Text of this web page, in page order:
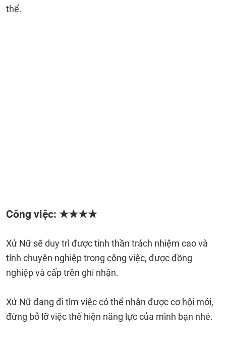
thể.
Công việc: ★★★★
Xử Nữ sẽ duy trì được tinh thần trách nhiệm cao và
tính chuyên nghiệp trong công việc, được đồng
nghiệp và cấp trên ghi nhận.
Xử Nữ đang đi tìm việc có thể nhận được cơ hội mới,
đừng bỏ lỡ việc thể hiện năng lực của mình bạn nhé.